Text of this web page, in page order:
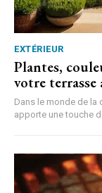
EXTÉRIEUR
Plantes,
votre terrasse
Dans le monde de la
apporte une touche